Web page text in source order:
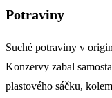
Potraviny
Suché potraviny v
Konzervy zabal
plastového sáčku,